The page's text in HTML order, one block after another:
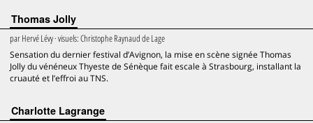
Thomas Jolly
parHervé Lévy· visuels:Christophe Raynaud de Lage
Sensation du dernier festival d’Avignon, la mise en scène signée Thomas
Jolly du vénéneux Thyeste de Sénèque fait escale à Strasbourg, installant la
cruauté et l’effroi au TNS.
Charlotte Lagrange